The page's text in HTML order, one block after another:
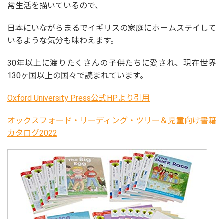
常生活を描いているので、
日本にいながらまるでイギリスの家庭にホームステイして
いるような気分も味わえます。
30年以上に渡りたくさんの子供たちに愛され、現在世界
130ヶ国以上の国々で読まれています。
Oxford University Press公式HPより引用
オックスフォード・リーディング・ツリー＆児童向け書籍
カタログ2022